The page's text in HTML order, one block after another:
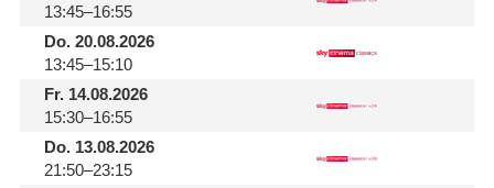
13:45–16:55
Do.20.08.2026
13:45–15:10
Fr.14.08.2026
15:30–16:55
Do.13.08.2026
21:50–23:15